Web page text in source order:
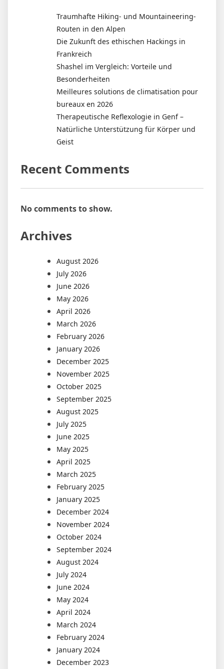
Traumhafte Hiking- und Mountaineering-
Routen in den Alpen
Die Zukunft des ethischen Hackings in
Frankreich
Shashel im Vergleich: Vorteile und
Besonderheiten
Meilleures solutions de climatisation pour
bureaux en 2026
Therapeutische Reflexologie in Genf –
Natürliche Unterstützung für Körper und
Geist
Recent Comments
No comments to show.
Archives
August 2026
July 2026
June 2026
May 2026
April 2026
March 2026
February 2026
January 2026
December 2025
November 2025
October 2025
September 2025
August 2025
July 2025
June 2025
May 2025
April 2025
March 2025
February 2025
January 2025
December 2024
November 2024
October 2024
September 2024
August 2024
July 2024
June 2024
May 2024
April 2024
March 2024
February 2024
January 2024
December 2023